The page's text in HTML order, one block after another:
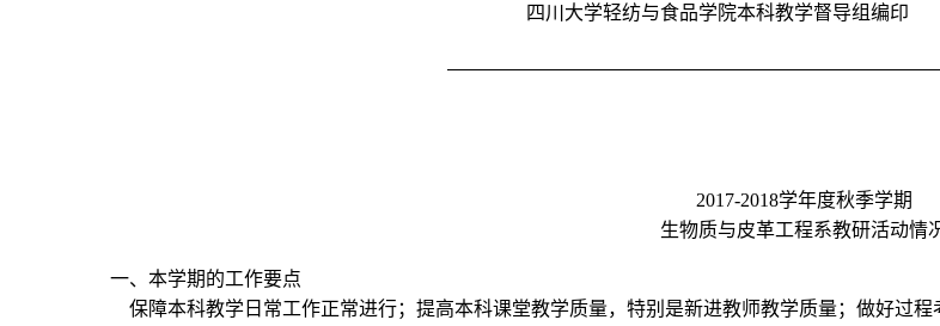
四川大学轻纺与食品学院本科教学督导组编印
2017-2018学年度秋季学期
生物质与皮革工程系教研活动情
一、本学期的工作要点
保障本科教学日常工作正常进行；提高本科课堂教学质量，特别是新进教师教学质量；做好过